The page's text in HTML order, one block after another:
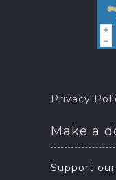
Privacy
Make a
Support